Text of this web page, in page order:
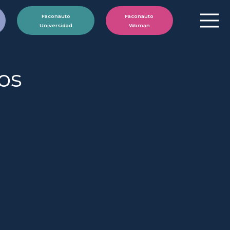
Faconauto
Universidad
Faconauto
Woman